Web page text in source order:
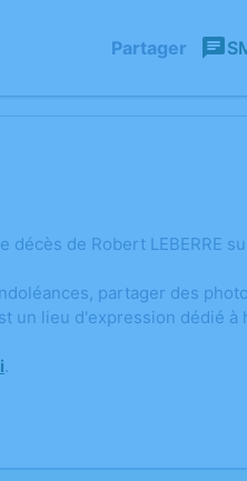
Partager
de Robert LEBERRE
partager des
lieu d'expression dédié à
.